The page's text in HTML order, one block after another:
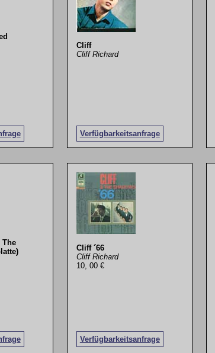
Cliff
Cliff Richard
Verfügbarkeitsanfrage
Cliff ´66
Cliff Richard
10, 00 €
Verfügbarkeitsanfrage